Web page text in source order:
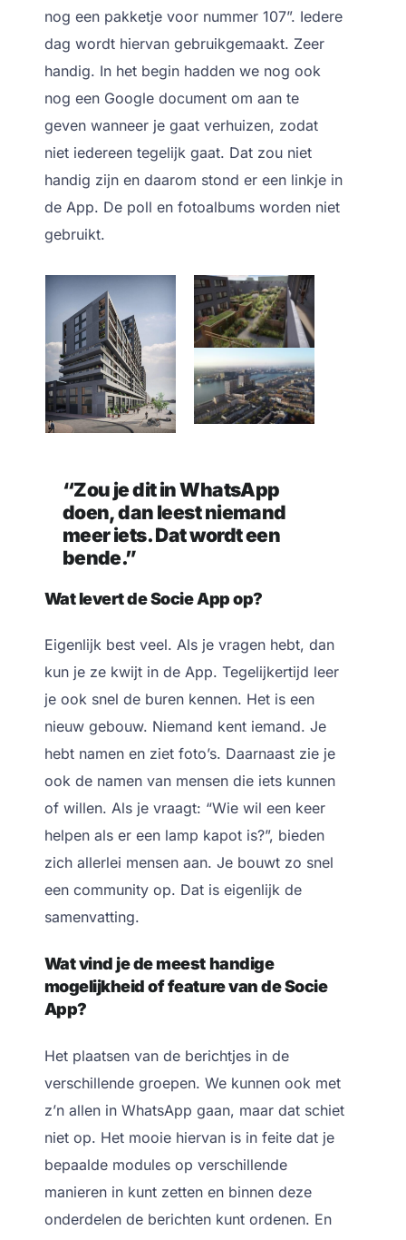
nog een pakketje voor nummer 107”. Iedere
dag wordt hiervan gebruikgemaakt. Zeer
handig. In het begin hadden we nog ook
nog een Google document om aan te
geven wanneer je gaat verhuizen, zodat
niet iedereen tegelijk gaat. Dat zou niet
handig zijn en daarom stond er een linkje in
de App. De poll en fotoalbums worden niet
gebruikt.
“Zou je dit in WhatsApp
doen, dan leest niemand
meer iets. Dat wordt een
bende.”
Wat levert de Socie App op?
Eigenlijk best veel. Als je vragen hebt, dan
kun je ze kwijt in de App. Tegelijkertijd leer
je ook snel de buren kennen. Het is een
nieuw gebouw. Niemand kent iemand. Je
hebt namen en ziet foto’s. Daarnaast zie je
ook de namen van mensen die iets kunnen
of willen. Als je vraagt: “Wie wil een keer
helpen als er een lamp kapot is?”, bieden
zich allerlei mensen aan. Je bouwt zo snel
een community op. Dat is eigenlijk de
samenvatting.
Wat vind je de meest handige
mogelijkheid of feature van de Socie
App?
Het plaatsen van de berichtjes in de
verschillende groepen. We kunnen ook met
z’n allen in WhatsApp gaan, maar dat schiet
niet op. Het mooie hiervan is in feite dat je
bepaalde modules op verschillende
manieren in kunt zetten en binnen deze
onderdelen de berichten kunt ordenen. En